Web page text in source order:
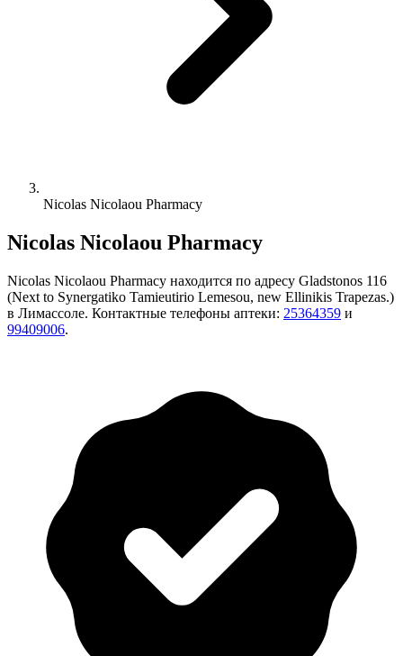
Nicolas Nicolaou Pharmacy
Nicolas Nicolaou Pharmacy
Nicolas Nicolaou Pharmacy находится по адресу Gladstonos 116
(Next to Synergatiko Tamieutirio Lemesou, new Ellinikis Trapezas.)
в Лимассоле. Контактные телефоны аптеки: 25364359 и
99409006.